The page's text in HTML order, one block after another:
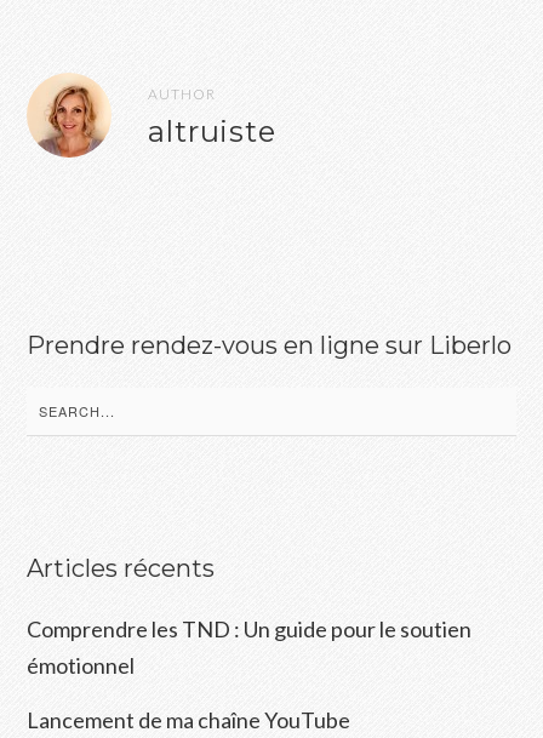
AUTHOR
altruiste
Prendre rendez-vous en ligne sur Liberlo
Search
for:
Articles récents
Comprendre les TND : Un guide pour le soutien
émotionnel
Lancement de ma chaîne YouTube